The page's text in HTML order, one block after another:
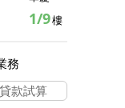
1/9樓
務
貸款試算